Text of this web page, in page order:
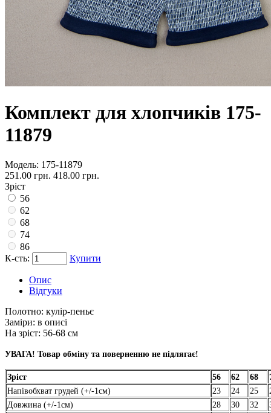
Комплект для хлопчиків 175-
11879
Модель: 175-11879
251.00 грн. 418.00 грн.
Зріст
56
62
68
74
86
К-сть:
Купити
Опис
Відгуки
Полотно: кулір-пеньє
Заміри: в описі
На зріст: 56-68 см
УВАГА! Товар обміну та поверненню не підлягає!
Зріст 56 62 68
Напівобхват грудей (+/-1см)
23 24 25
Довжина (+/-1см)
28 30 32